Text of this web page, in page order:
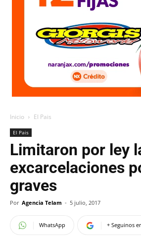
Inicio El Pais
El Pais
Limitaron por ley
excarcelaciones
graves
Por Agencia Telam - 5 julio, 2017
WhatsApp + Seguinos